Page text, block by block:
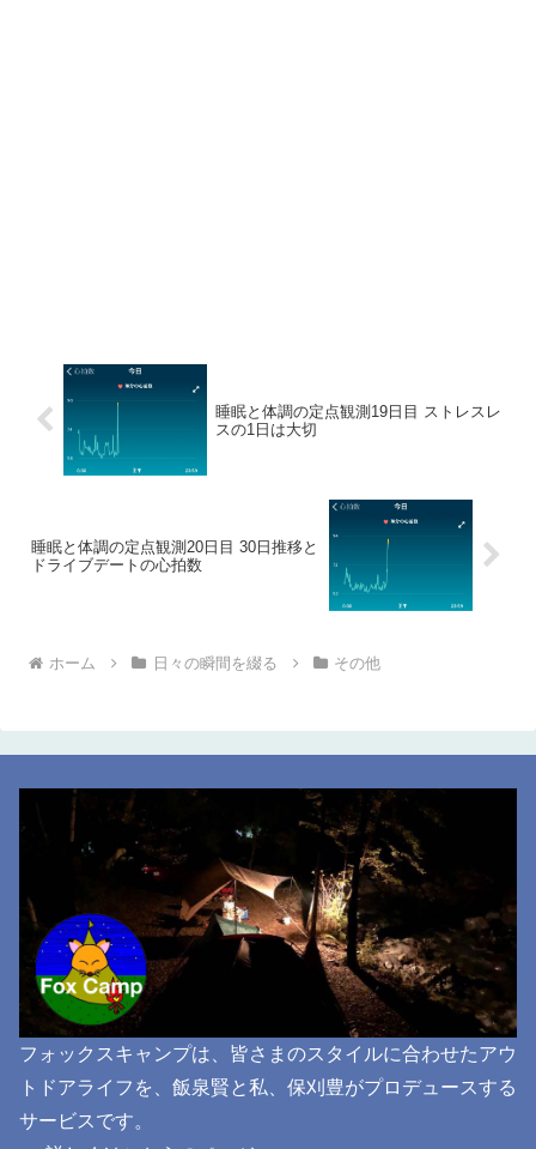
睡眠と体調の定点観測19日目 ストレスレ
スの1日は大切
睡眠と体調の定点観測20日目 30日推移と
ドライブデートの心拍数
ホーム 日々の瞬間を綴る その他
フォックスキャンプは、皆さまのスタイルに合わせたアウ
トドアライフを、飯泉賢と私、保刈豊がプロデュースする
サービスです。